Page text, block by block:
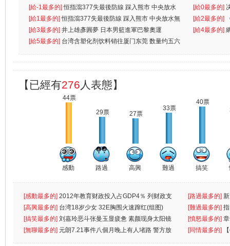
[給-1最多的]恒指瀉377失最後防線 踩入熊市 中央放水
無
[給0最多的]
[給1最多的]恒指瀉377失最後防線 踩入熊市 中央放水無 [給2最多的]
[給3最多的] 井上雄彥圓夢 日本男籃進軍巴黎奧運 [給4最多的]
[給5最多的] 台湾含塑化剂饮料销往厦门东莞 数量约五六
【已經有276 人表態】
44票
感動
29票
路過
27票
高興
33票
難過
40票
搞笑
[感動最多的] 2012年教育财政投入占GDP4％ 列财政支
出首位
[路過最多的]
[高興最多的] 台湾18岁少女 32E胸围火速蹿红(组图) [難過最多的]
罪
[搞笑最多的] 刘嘉玲恶斗张曼玉显疲惫 素颜现身太阳镜
遮
[憤怒最多的]
[無聊最多的] 元朗7.21事件八個月晚上有人堵路 警方放
催
[同情最多的]
敗